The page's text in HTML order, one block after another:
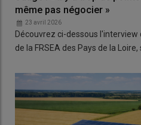
même pas négocier »
23 avril 2026
Découvrez ci-dessous
de la FRSEA des Pays de la Loire,